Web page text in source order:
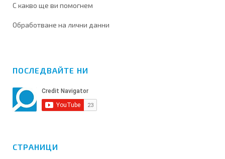
С какво ще ви помогнем
Обработване на лични данни
ПОСЛЕДВАЙТЕ НИ
СТРАНИЦИ